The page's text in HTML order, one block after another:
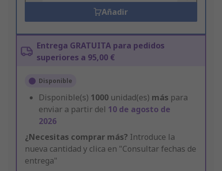
Añadir
Entrega GRATUITA para pedidos
superiores a 95,00 €
Disponible
Disponible(s) 1000 unidad(es) más para
enviar a partir del 10 de agosto de
2026
¿Necesitas comprar más? Introduce la
nueva cantidad y clica en "Consultar fechas de
entrega"